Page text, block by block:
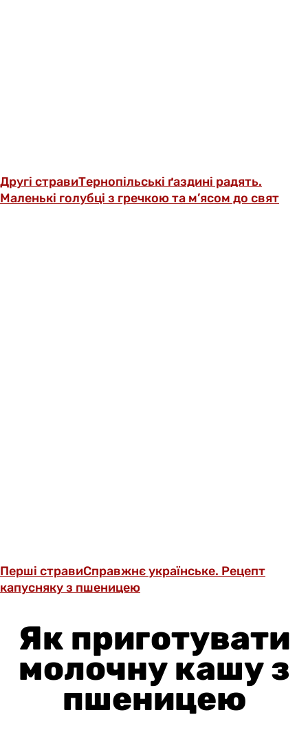
Другі стравиТернопільські ґаздині радять.
Маленькі голубці з гречкою та м’ясом до свят
Перші стравиСправжнє українське. Рецепт
капусняку з пшеницею
Як приготувати
молочну кашу з
пшеницею